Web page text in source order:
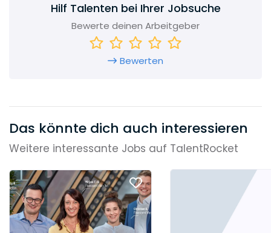
Hilf Talenten bei Ihrer Jobsuche
Bewerte deinen Arbeitgeber
Bewerten
Das könnte dich auch interessieren
Weitere interessante Jobs auf TalentRocket